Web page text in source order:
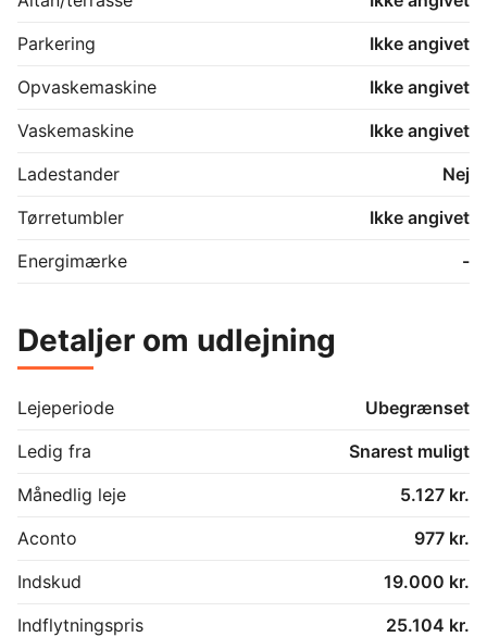
Parkering
Ikke angivet
Opvaskemaskine
Ikke angivet
Vaskemaskine
Ikke angivet
Ladestander
Nej
Tørretumbler
Ikke angivet
Energimærke
-
Detaljer om udlejning
Lejeperiode
Ubegrænset
Ledig fra
Snarest muligt
Månedlig leje
5.127 kr.
Aconto
977 kr.
Indskud
19.000 kr.
Indflytningspris
25.104 kr.